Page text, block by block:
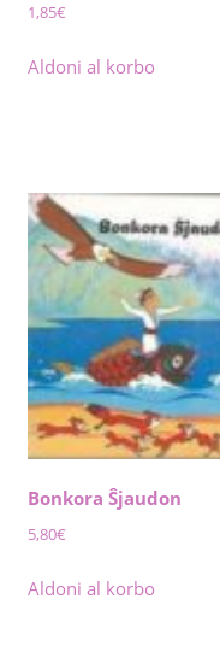
1,85€
Aldoni al korbo
Bonkora Ŝjaudon
5,80€
Aldoni al korbo